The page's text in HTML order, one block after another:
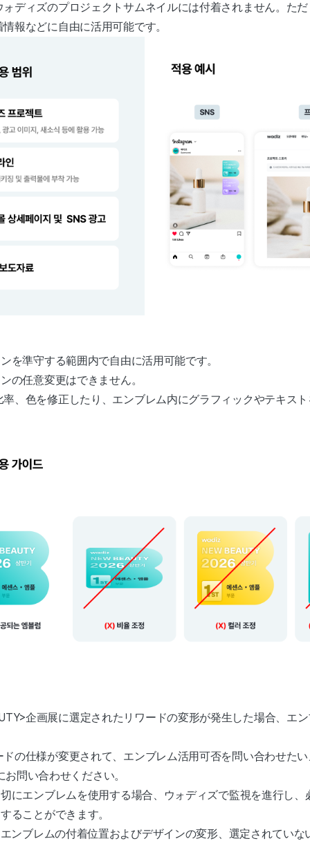
ディズのプロジェクトサムネイルには付着されません。た
報などに自由に活用可能です。
を準守する範囲内で自由に活用可能です。
の任意変更はできません。
、色を修正したり、エンブレム内にグラフィックやテキス
企画展に選定されたリワードの変形が発生した場合、エ
の仕様が変更されて、エンブレム活用可否を問い合わせた
お問い合わせください。
にエンブレムを使用する場合、ウォディズで監視を進行し、
ることができます。
ンブレムの付着位置およびデザインの変形、選定されていな